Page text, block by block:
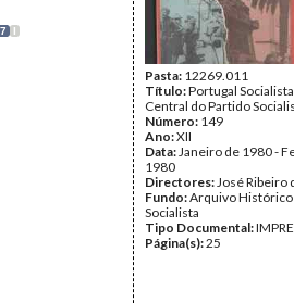
I
Pasta: 12269.011
Título:Portugal
Central do Partido
Número: 149
Ano:XII
Data:Janeiro de 1980 -
1980
Directores:José Ribeiro
Fundo:Arquivo
Socialista
Tipo Documental:
Página(s):25